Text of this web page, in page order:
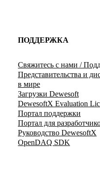
ПОДДЕРЖКА
Свяжитесь с нами /
Представительства и
в мире
Загрузки Dewesoft
DewesoftX Evaluation
Портал поддержки
Портал для
Руководство DewesoftX
OpenDAQ SDK